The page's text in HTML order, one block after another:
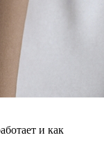
и как